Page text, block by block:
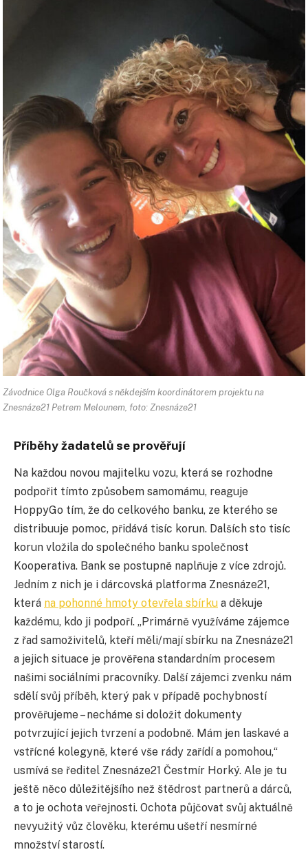
Závodnice Olga Roučková s někdejším koordinátorem projektu na
Znesnáze21 Petrem Melounem, foto: Znesnáze21
Příběhy žadatelů se prověřují
Na každou novou majitelku vozu, která se rozhodne
podpořit tímto způsobem samomámu, reaguje
HoppyGo tím, že do celkového banku, ze kterého se
distribuuje pomoc, přidává tisíc korun. Dalších sto tisíc
korun vložila do společného banku společnost
Kooperativa. Bank se postupně naplňuje z více zdrojů.
Jedním z nich je i dárcovská platforma Znesnáze21,
která na pohonné hmoty otevřela sbírku a děkuje
každému, kdo ji podpoří. „Primárně využíváme zájemce
z řad samoživitelů, kteří měli/mají sbírku na Znesnáze21
a jejich situace je prověřena standardním procesem
našimi sociálními pracovníky. Další zájemci zvenku nám
sdělí svůj příběh, který pak v případě pochybností
prověřujeme – necháme si doložit dokumenty
potvrzující jejich tvrzení a podobně. Mám jen laskavé a
vstřícné kolegyně, které vše rády zařídí a pomohou,“
usmívá se ředitel Znesnáze21 Čestmír Horký. Ale je tu
ještě něco důležitějšího než štědrost partnerů a dárců,
a to je ochota veřejnosti. Ochota půjčovat svůj aktuálně
nevyužitý vůz člověku, kterému ušetří nesmírné
množství starostí.